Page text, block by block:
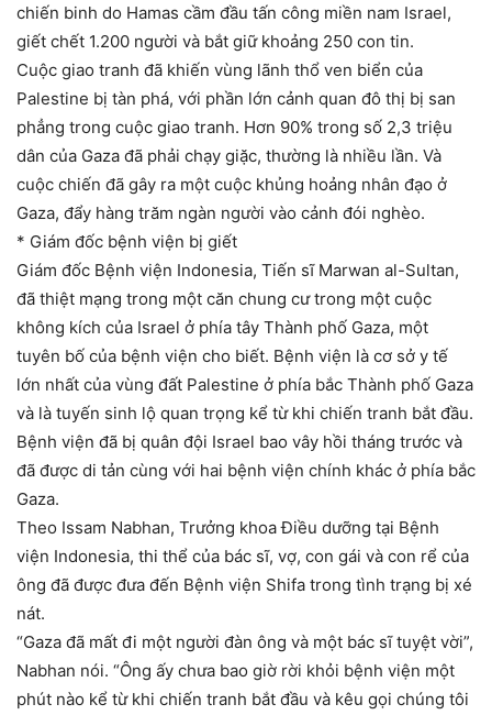
chiến binh do Hamas cầm đầu tấn công miền nam Israel,
giết chết 1.200 người và bắt giữ khoảng 250 con tin.
Cuộc giao tranh đã khiến vùng lãnh thổ ven biển của
Palestine bị tàn phá, với phần lớn cảnh quan đô thị bị san
phẳng trong cuộc giao tranh. Hơn 90% trong số 2,3 triệu
dân của Gaza đã phải chạy giặc, thường là nhiều lần. Và
cuộc chiến đã gây ra một cuộc khủng hoảng nhân đạo ở
Gaza, đẩy hàng trăm ngàn người vào cảnh đói nghèo.
* Giám đốc bệnh viện bị giết
Giám đốc Bệnh viện Indonesia, Tiến sĩ Marwan al-Sultan,
đã thiệt mạng trong một căn chung cư trong một cuộc
không kích của Israel ở phía tây Thành phố Gaza, một
tuyên bố của bệnh viện cho biết. Bệnh viện là cơ sở y tế
lớn nhất của vùng đất Palestine ở phía bắc Thành phố Gaza
và là tuyến sinh lộ quan trọng kể từ khi chiến tranh bắt đầu.
Bệnh viện đã bị quân đội Israel bao vây hồi tháng trước và
đã được di tản cùng với hai bệnh viện chính khác ở phía bắc
Gaza.
Theo Issam Nabhan, Trưởng khoa Điều dưỡng tại Bệnh
viện Indonesia, thi thể của bác sĩ, vợ, con gái và con rể của
ông đã được đưa đến Bệnh viện Shifa trong tình trạng bị xé
nát.
“Gaza đã mất đi một người đàn ông và một bác sĩ tuyệt vời”,
Nabhan nói. “Ông ấy chưa bao giờ rời khỏi bệnh viện một
phút nào kể từ khi chiến tranh bắt đầu và kêu gọi chúng tôi